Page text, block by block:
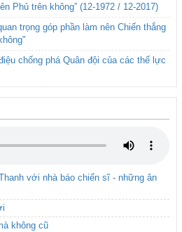
Phủ trên không” (12-1972 / 12-2017)
trọng góp phần làm nên Chiến thắng
chống phá Quân đội của các thế lực
với nhà báo chiến sĩ - những ân
không cũ